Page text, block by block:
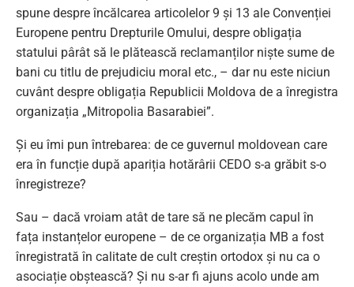
spune despre încălcarea articolelor 9 și 13 ale Convenției
Europene pentru Drepturile Omului, despre obligația
statului pârât să le plătească reclamanților niște sume de
bani cu titlu de prejudiciu moral etc., – dar nu este niciun
cuvânt despre obligația Republicii Moldova de a înregistra
organizația „Mitropolia Basarabiei”.
Și eu îmi pun întrebarea: de ce guvernul moldovean care
era în funcție după apariția hotărârii CEDO s-a grăbit s-o
înregistreze?
Sau – dacă vroiam atât de tare să ne plecăm capul în
fața instanțelor europene – de ce organizația MB a fost
înregistrată în calitate de cult creștin ortodox și nu ca o
asociație obștească? Și nu s-ar fi ajuns acolo unde am